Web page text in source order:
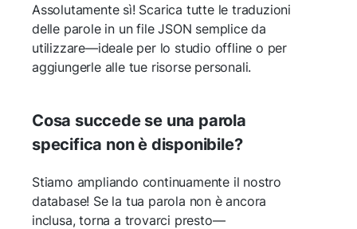
Assolutamente sì! Scarica tutte le traduzioni
delle parole in un file JSON semplice da
utilizzare—ideale per lo studio offline o per
aggiungerle alle tue risorse personali.
Cosa succede se una parola
specifica non è disponibile?
Stiamo ampliando continuamente il nostro
database! Se la tua parola non è ancora
inclusa, torna a trovarci presto—